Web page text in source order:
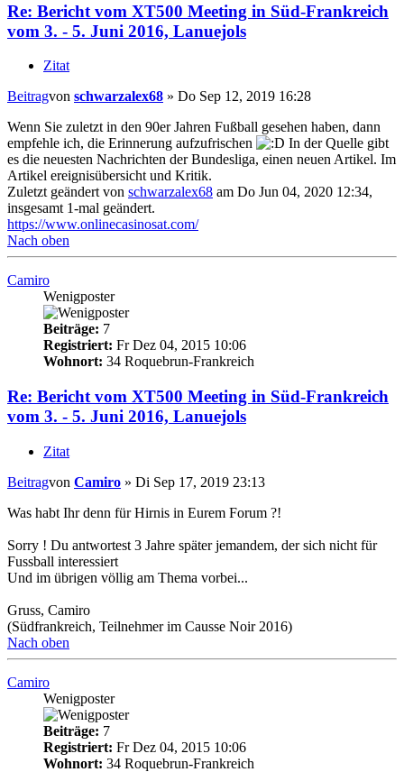
Re: Bericht vom XT500 Meeting in Süd-Frankreich
vom 3. - 5. Juni 2016, Lanuejols
Zitat
Beitragvon schwarzalex68 » Do Sep 12, 2019 16:28
Wenn Sie zuletzt in den 90er Jahren Fußball gesehen haben, dann
empfehle ich, die Erinnerung aufzufrischen
In der Quelle gibt
es die neuesten Nachrichten der Bundesliga, einen neuen Artikel. Im
Artikel ereignisübersicht und Kritik.
Zuletzt geändert von schwarzalex68 am Do Jun 04, 2020 12:34,
insgesamt 1-mal geändert.
https://www.onlinecasinosat.com/
Nach oben
Camiro
Wenigposter
Beiträge: 7
Registriert: Fr Dez 04, 2015 10:06
Wohnort: 34 Roquebrun-Frankreich
Re: Bericht vom XT500 Meeting in Süd-Frankreich
vom 3. - 5. Juni 2016, Lanuejols
Zitat
Beitragvon Camiro » Di Sep 17, 2019 23:13
Was habt Ihr denn für Hirnis in Eurem Forum ?!
Sorry ! Du antwortest 3 Jahre später jemandem, der sich nicht für
Fussball interessiert
Und im übrigen völlig am Thema vorbei...
Gruss, Camiro
(Südfrankreich, Teilnehmer im Causse Noir 2016)
Nach oben
Camiro
Wenigposter
Beiträge: 7
Registriert: Fr Dez 04, 2015 10:06
Wohnort: 34 Roquebrun-Frankreich